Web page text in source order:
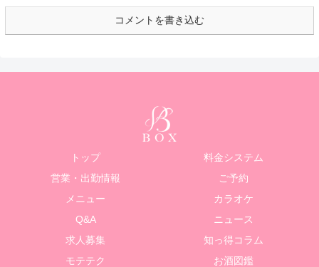
コメントを書き込む
トップ
料金システム
営業・出勤情報
ご予約
メニュー
カラオケ
Q&A
ニュース
求人募集
知っ得コラム
モテテク
お酒図鑑